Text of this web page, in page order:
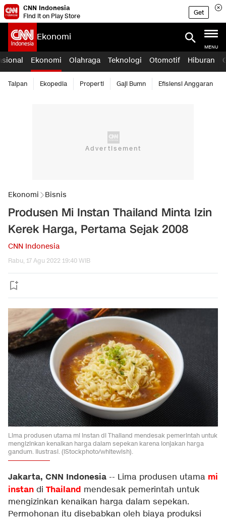
CNN Indonesia
Find it on Play Store
Get
Ekonomi
MENU
Ekonomi Olahraga Teknologi Otomotif Hiburan
Taipan Ekopedia Properti Gaji Bumn Efisiensi Anggaran
Ekonomi Bisnis
Produsen Mi Instan Thailand Minta Izin
Kerek Harga, Pertama Sejak 2008
CNN Indonesia
Rabu, 17 Agu 2022 19:40 WIB
Lima produsen utama mi instan di Thailand mendesak pemerintah untuk
mengizinkan kenaikan harga dalam sepekan karena lonjakan harga
gandum. Ilustrasi. (iStockphoto/whitewish).
Jakarta, CNN Indonesia -- Lima produsen utama mi
instan di Thailand mendesak pemerintah untuk
mengizinkan kenaikan harga dalam sepekan.
Permohonan itu disebabkan oleh biaya produksi